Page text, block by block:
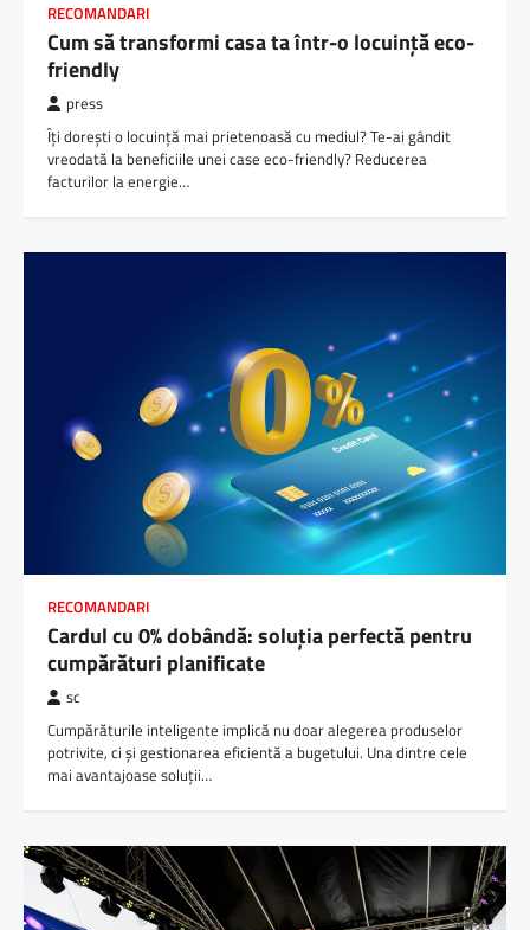
RECOMANDARI
Cum să transformi casa ta într-o locuință eco-
friendly
press
Îți dorești o locuință mai prietenoasă cu mediul? Te-ai gândit
vreodată la beneficiile unei case eco-friendly? Reducerea
facturilor la energie…
RECOMANDARI
Cardul cu 0% dobândă: soluția perfectă pentru
cumpărături planificate
sc
Cumpărăturile inteligente implică nu doar alegerea produselor
potrivite, ci și gestionarea eficientă a bugetului. Una dintre cele
mai avantajoase soluții…